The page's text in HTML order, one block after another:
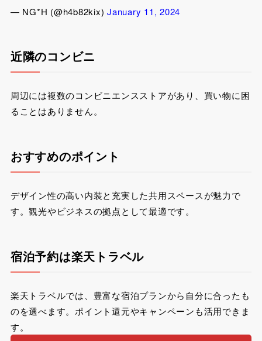
— NG*H (@h4b82kix)January 11, 2024
近隣のコンビニ
周辺には複数のコンビニエンスストアがあり、買い物に困
ることはありません。
おすすめのポイント
デザイン性の高い内装と充実した共用スペースが魅力で
す。観光やビジネスの拠点として最適です。
宿泊予約は楽天トラベル
楽天トラベルでは、豊富な宿泊プランから自分に合ったも
のを選べます。ポイント還元やキャンペーンも活用できま
す。